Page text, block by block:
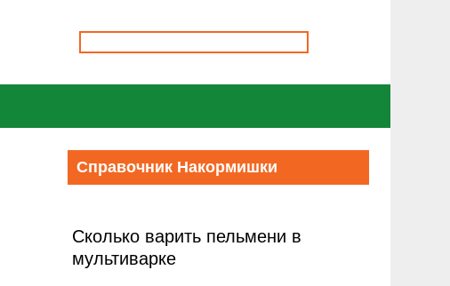
Справочник Накормишки
Сколько варить пельмени в
мультиварке